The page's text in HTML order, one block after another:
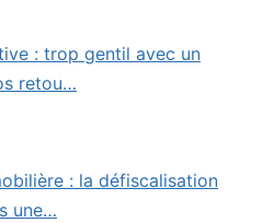
: trop gentil avec un
retou…
: la défiscalisation
une…